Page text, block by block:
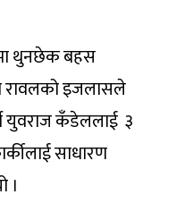
थुनछेक बहस
रावलको इजलासले
युवराज कँडेललाई ३
साधारण
।